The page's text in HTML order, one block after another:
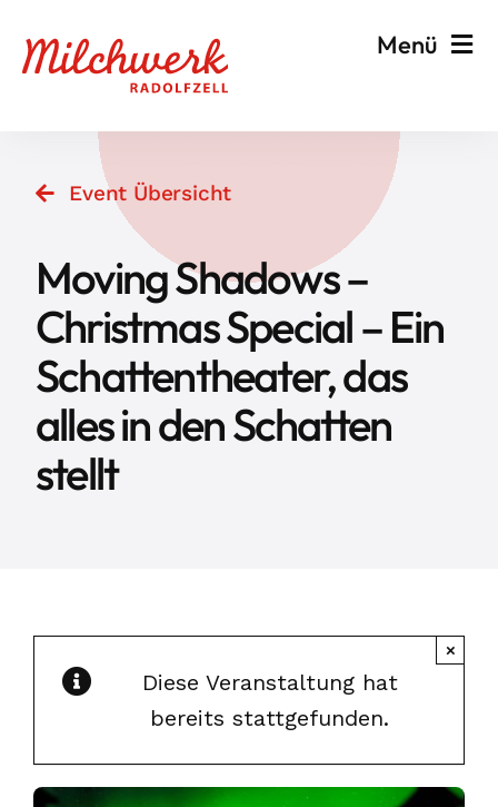
Inhalt
Menü
Veranstalten & Planen
Besuchen & Informieren
Events
Milchwerk
Event Übersicht
Moving Shadows –
Christmas Special – Ein
Schattentheater, das
alles in den Schatten
stellt
Diese Veranstaltung hat
bereits stattgefunden.
×